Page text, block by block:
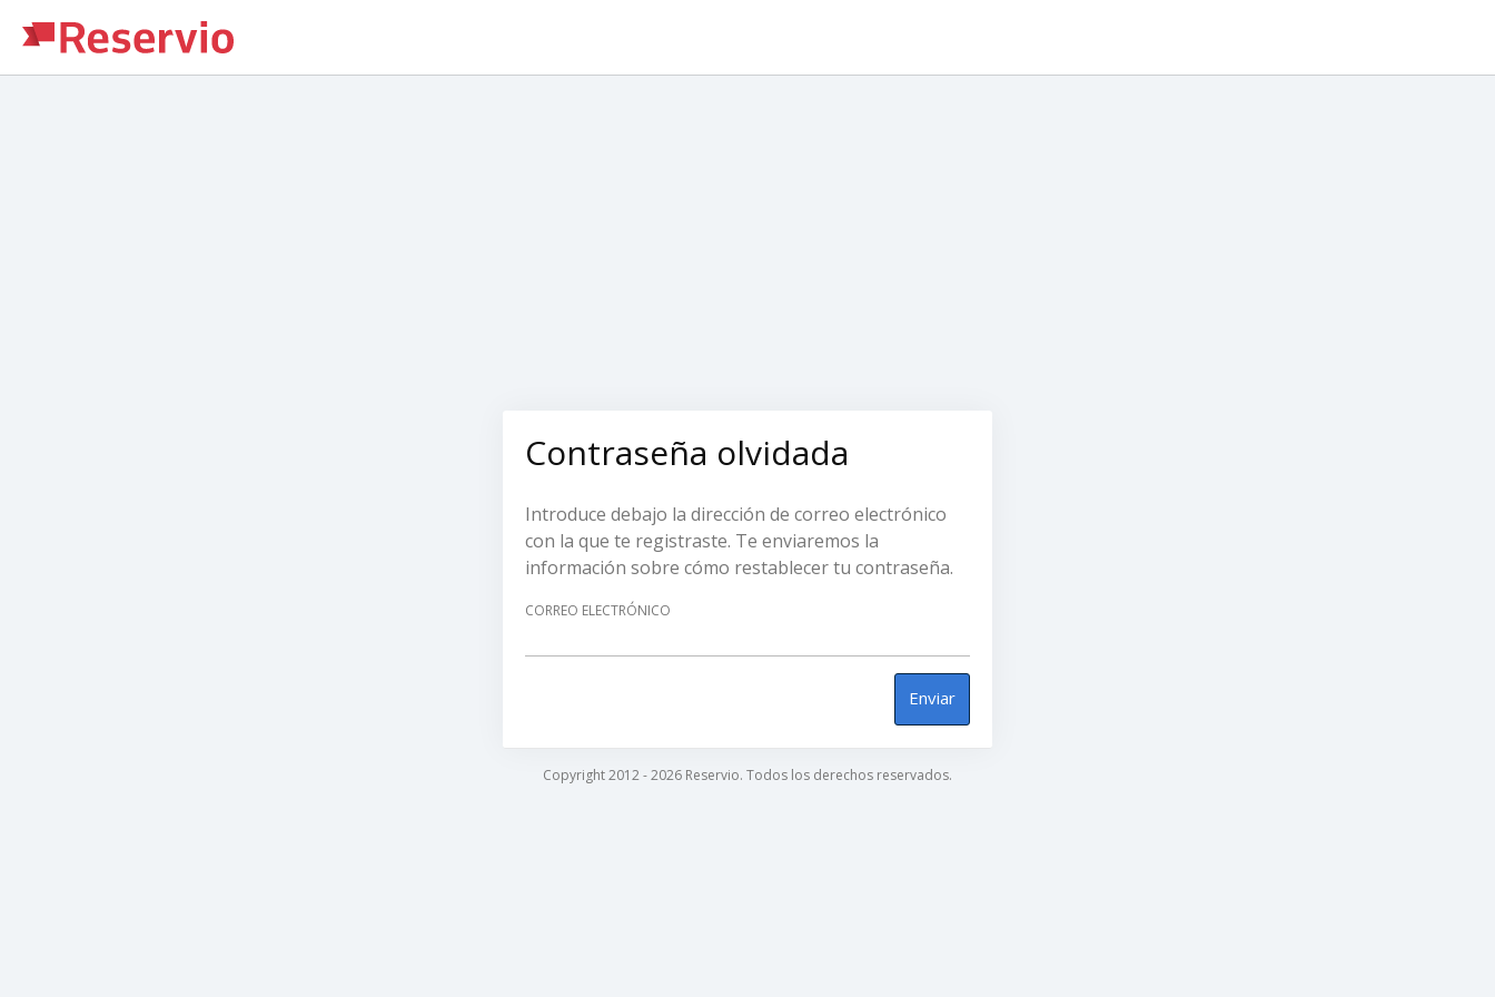
Contraseña olvidada
Introduce debajo la dirección de correo electrónico
con la que te registraste. Te enviaremos la
información sobre cómo restablecer tu contraseña.
CORREO ELECTRÓNICO
Enviar
Copyright 2012 - 2026 Reservio. Todos los derechos reservados.